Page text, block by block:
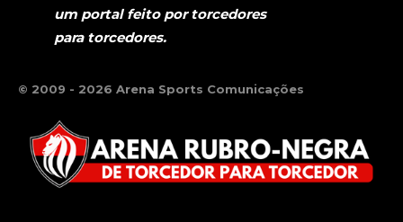
um portal feito por torcedores
para torcedores.
© 2009 - 2026 Arena Sports Comunicações